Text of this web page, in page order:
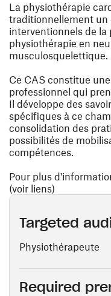
La physiothérapie
traditionnellement un
interventionnels de la
physiothérapie en
musculosquelettique.
Ce CAS constitue
professionnel qui
Il développe des
spécifiques à ce
consolidation des
possibilités de
compétences.
Pour plus
(voir liens)
Targeted
Physiothérapeute
Required